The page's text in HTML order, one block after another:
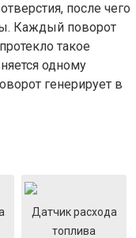
после чего
Каждый поворот
такое
одному
генерирует в
Датчик расхода
топлива